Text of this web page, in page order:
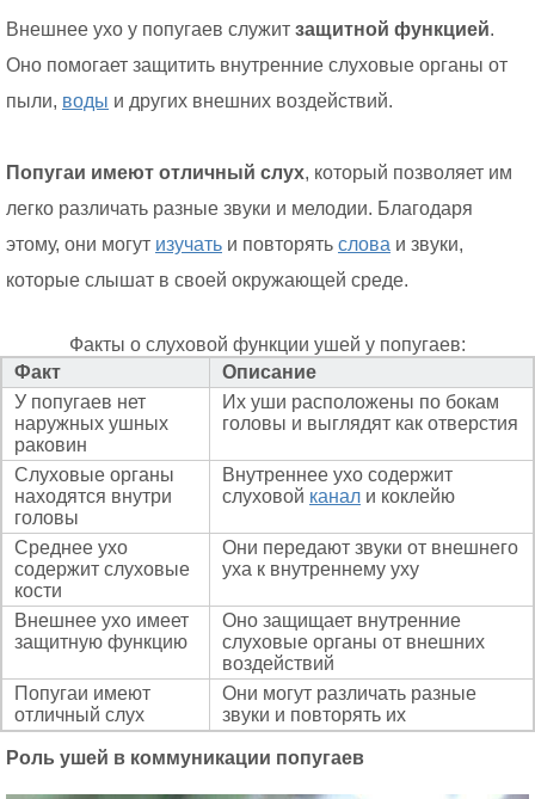
Внешнее ухо у попугаев служит защитной функцией.
Оно помогает защитить внутренние слуховые органы от
пыли, воды и других внешних воздействий.
Попугаи имеют отличный слух, который позволяет им
легко различать разные звуки и мелодии. Благодаря
этому, они могут изучать и повторять слова и звуки,
которые слышат в своей окружающей среде.
Факты о слуховой функции ушей у попугаев:
Факт
Описание
У попугаев нет
наружных ушных
раковин
Их уши расположены по бокам
головы и выглядят как отверстия
Слуховые органы
находятся внутри
головы
Внутреннее ухо содержит
слуховой канал и коклейю
Среднее ухо
содержит слуховые
кости
Они передают звуки от внешнего
уха к внутреннему уху
Внешнее ухо имеет
защитную функцию
Оно защищает внутренние
слуховые органы от внешних
воздействий
Попугаи имеют
отличный слух
Они могут различать разные
звуки и повторять их
Роль ушей в коммуникации попугаев